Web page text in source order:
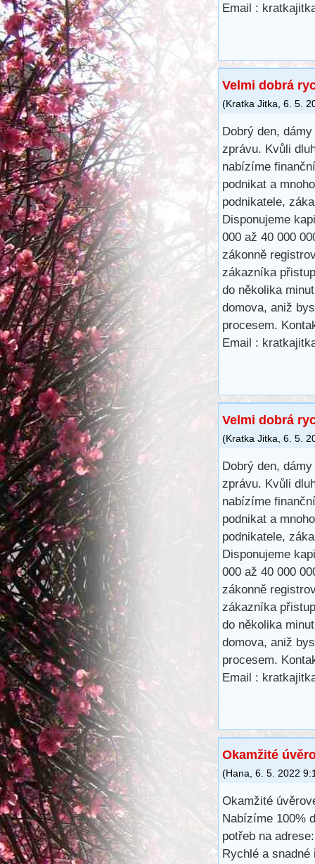
Email :
Velmi dobrá
(Kratka Jitka 6. 5.
Dobrý den,
zprávu. Kvůli
nabízíme
podnikat a
podnikatele,
Disponujeme
000 až 40 000
zákonně
zákazníka
do několika
domova, aniž
procesem.
Email :
Velmi dobrá
(Kratka Jitka 6. 5.
Dobrý den,
zprávu. Kvůli
nabízíme
podnikat a
podnikatele,
Disponujeme
000 až 40 000
zákonně
zákazníka
do několika
domova, aniž
procesem.
Email :
Okamžité
(Hana 6. 5. 2022
Okamžité
Nabízíme 100%
potřeb na
Rychlé a